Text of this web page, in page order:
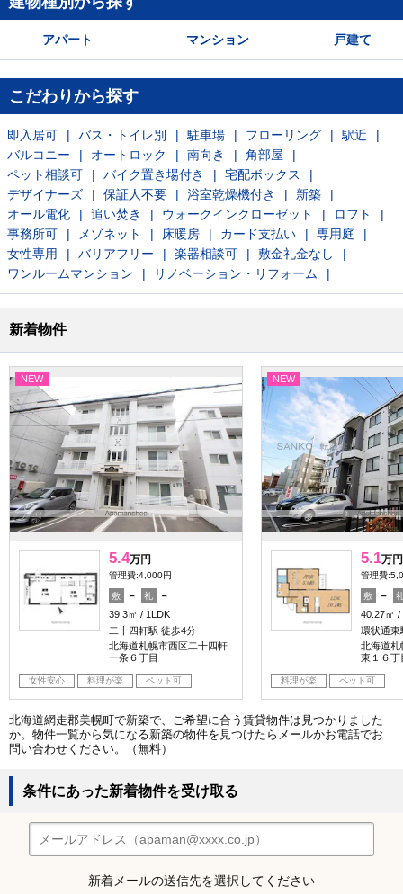
アパート マンション 戸建て
こだわりから探す
即入居可 バス・トイレ別 駐車場 フローリング
駅近
バルコニー
オートロック 南向き
角部屋
ペット相談可
バイク置き場付き
宅配ボックス
デザイナーズ
保証人不要 浴室乾燥機付き
新築
オール電化
追い焚き ウォークインクローゼット
ロフト
事務所可
メゾネット 床暖房 カード支払い
専用庭
女性専用
バリアフリー 楽器相談可
敷金礼金なし
ワンルームマンション
リノベーション・リフォーム
新着物件
NEW
5.4万円
管理費:4,000円
敷 － 礼
－
39.3㎡
1LDK
二十四軒駅 徒歩4分
北海道札幌市西区二十四軒
一条６丁目
女性安心 料理が楽 ペット可
NEW
5.1万円
管理費
敷 －
40.27㎡
環状通東
北海道札
東１６丁
料理が楽 ペット可
北海道網走郡美幌町で新築で、ご希望に合う賃貸物件は見つかりました
か。物件一覧から気になる新築の物件を見つけたらメールかお電話でお
問い合わせください。（無料）
条件にあった新着物件を受け取る
新着メールの送信先を選択してください